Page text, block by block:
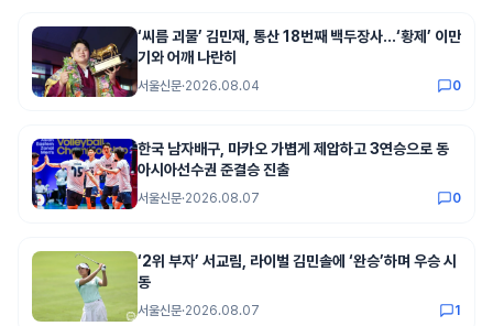
‘씨름 괴물’ 김민재, 통산 18번째 백두장사…‘황제’ 이만
기와 어깨 나란히
서울신문·2026.08.04 0
한국 남자배구, 마카오 가볍게 제압하고 3연승으로 동
아시아선수권 준결승 진출
서울신문·2026.08.07 0
‘2위 부자’ 서교림, 라이벌 김민솔에 ‘완승’하며 우승 시
동
서울신문·2026.08.07 1